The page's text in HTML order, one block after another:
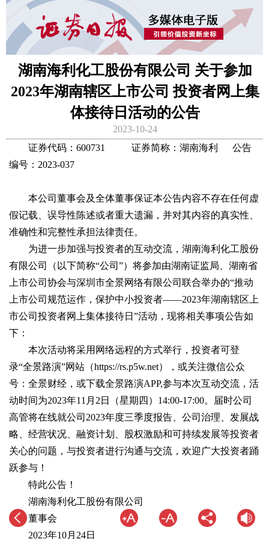
湖南海利化工股份有限公司 关于参加
2023年湖南辖区上市公司 投资者网上集
体接待日活动的公告
2023-10-24
证券代码：600731 证券简称：湖南海利 公告
编号：2023-037
本公司董事会及全体董事保证本公告内容不存在任何虚
假记载、误导性陈述或者重大遗漏，并对其内容的真实性、
准确性和完整性承担法律责任。
为进一步加强与投资者的互动交流，湖南海利化工股份
有限公司（以下简称“公司”）将参加由湖南证监局、湖南省
上市公司协会与深圳市全景网络有限公司联合举办的“推动
上市公司规范运作，保护中小投资者——2023年湖南辖区上
市公司投资者网上集体接待日”活动，现将相关事项公告如
下：
本次活动将采用网络远程的方式举行，投资者可登
录“全景路演”网站（https://rs.p5w.net），或关注微信公众
号：全景财经，或下载全景路演APP,参与本次互动交流，活
动时间为2023年11月2日（星期四）14:00-17:00。届时公司
高管将在线就公司2023年度三季度报告、公司治理、发展战
略、经营状况、融资计划、股权激励和可持续发展等投资者
关心的问题，与投资者进行沟通与交流，欢迎广大投资者踊
跃参与！
特此公告！
湖南海利化工股份有限公司
董事会
2023年10月24日